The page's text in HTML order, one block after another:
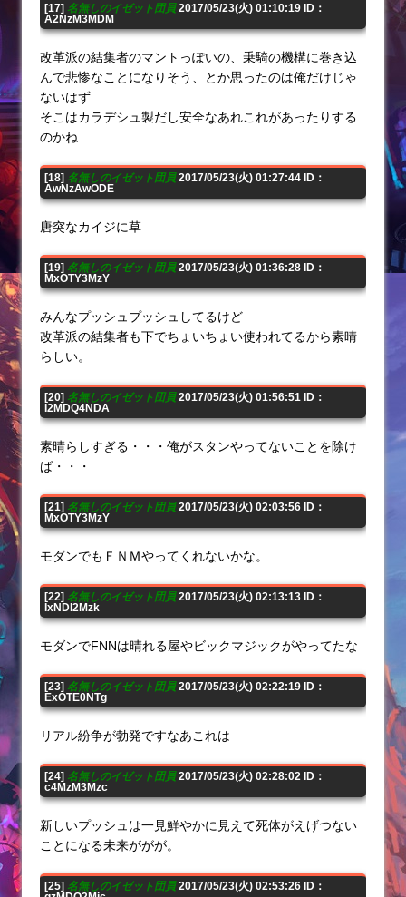
[17] 名無しのイゼット団員2017/05/23(火) 01:10:19 ID：
A2NzM3MDM
改革派の結集者のマントっぽいの、乗騎の機構に巻き込
んで悲惨なことになりそう、とか思ったのは俺だけじゃ
ないはず
そこはカラデシュ製だし安全なあれこれがあったりする
のかね
[18] 名無しのイゼット団員2017/05/23(火) 01:27:44 ID：
AwNzAwODE
唐突なカイジに草
[19] 名無しのイゼット団員2017/05/23(火) 01:36:28 ID：
MxOTY3MzY
みんなプッシュプッシュしてるけど
改革派の結集者も下でちょいちょい使われてるから素晴
らしい。
[20] 名無しのイゼット団員2017/05/23(火) 01:56:51 ID：
I2MDQ4NDA
素晴らしすぎる・・・俺がスタンやってないことを除け
ば・・・
[21] 名無しのイゼット団員2017/05/23(火) 02:03:56 ID：
MxOTY3MzY
モダンでもＦＮＭやってくれないかな。
[22] 名無しのイゼット団員2017/05/23(火) 02:13:13 ID：
IxNDI2Mzk
モダンでFNNは晴れる屋やビックマジックがやってたな
[23] 名無しのイゼット団員2017/05/23(火) 02:22:19 ID：
ExOTE0NTg
リアル紛争が勃発ですなあこれは
[24] 名無しのイゼット団員2017/05/23(火) 02:28:02 ID：
c4MzM3Mzc
新しいプッシュは一見鮮やかに見えて死体がえげつない
ことになる未来ががが。
[25] 名無しのイゼット団員2017/05/23(火) 02:53:26 ID：